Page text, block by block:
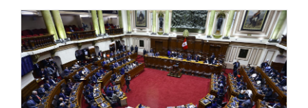
República.
La ceremonia culminó con la entrega de una placa
recordatoria y un pin distintivo a cada uno de los
homenajeados, en reconocimiento a su destacada
trayectoria y contribución al desarrollo y prestigio del